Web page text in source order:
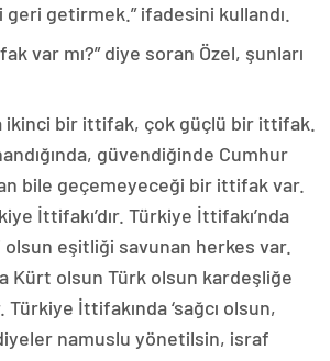
getirmek.” ifadesini kullandı.
var mı?” diye soran Özel, şunları
ikinci bir ittifak, çok güçlü bir ittifak.
güvendiğinde Cumhur
bile geçemeyeceği bir ittifak var.
İttifakı’dır. Türkiye İttifakı’nda
eşitliği savunan herkes var.
Kürt olsun Türk olsun kardeşliğe
İttifakında ‘sağcı olsun,
namuslu yönetilsin, israf